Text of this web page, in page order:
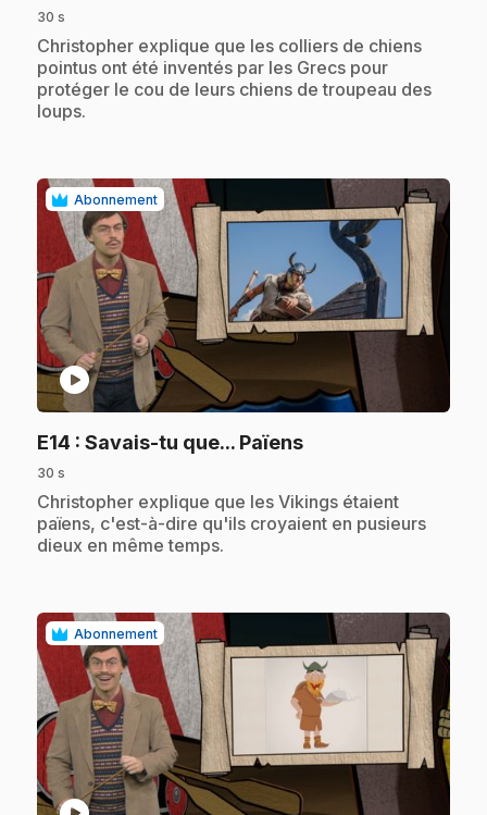
30 s
.Christopher explique que les colliers de chiens
pointus ont été inventés par les Grecs pour
protéger le cou de leurs chiens de troupeau des
loups.
Abonnement
play_circle
E14 : Savais-tu que... Païens.
30 s
.Christopher explique que les Vikings étaient
païens, c'est-à-dire qu'ils croyaient en pusieurs
dieux en même temps.
Abonnement